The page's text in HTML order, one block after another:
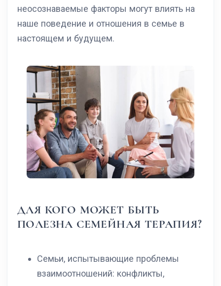
неосознаваемые факторы могут влиять на
наше поведение и отношения в семье в
настоящем и будущем.
ДЛЯ КОГО МОЖЕТ БЫТЬ
ПОЛЕЗНА СЕМЕЙНАЯ ТЕРАПИЯ?
Семьи, испытывающие проблемы
взаимоотношений: конфликты,